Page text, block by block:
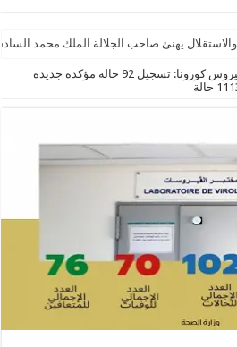
يهنئ صاحب الجلالة الملك محمد
فيروس كورونا: تسجيل 92 حالة مؤكدة جديدة